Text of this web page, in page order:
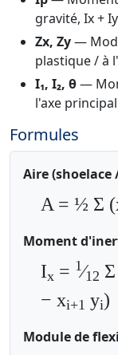
gravité, Ix +
Zx, Zy—
plastique / à
I₁, I₂, θ—
l'axe
Formules
Aire (shoelace
A = ½ Σ
Moment
Ix = 1⁄12
− xi+1 yi)
Module de